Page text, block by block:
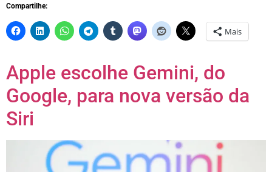
Compartilhe:
Mais
Apple escolhe Gemini, do
Google, para nova versão da
Siri